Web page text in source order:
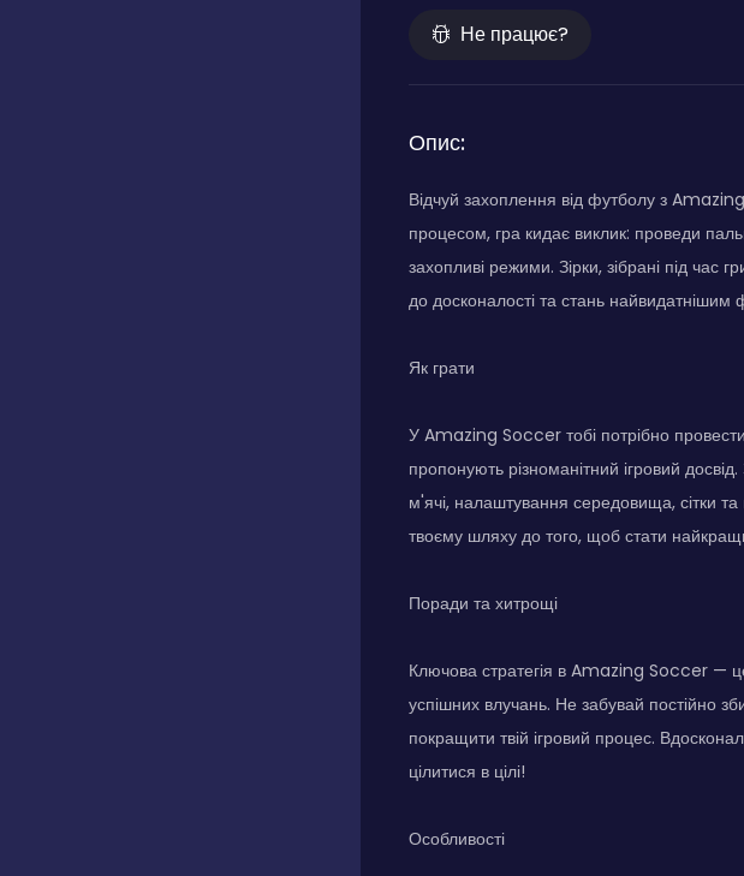
Не працює?
Опис:
Відчуй захоплення від футболу з
процесом, гра кидає виклик: проведи
захопливі режими. Зірки, зібрані під час
до досконалості та стань найвидатнішим
Як грати
У Amazing Soccer тобі потрібно
пропонують різноманітний ігровий
м'ячі, налаштування середовища, сітки
твоєму шляху до того, щоб стати
Поради та хитрощі
Ключова стратегія в Amazing Soccer —
успішних влучань. Не забувай постійно
покращити твій ігровий процес.
цілитися в цілі!
Особливості